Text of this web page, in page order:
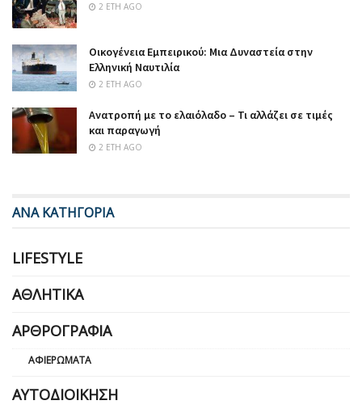
2 ΈΤΗ AGO
Οικογένεια Εμπειρικού: Μια Δυναστεία στην
Ελληνική Ναυτιλία
2 ΈΤΗ AGO
Ανατροπή με το ελαιόλαδο – Τι αλλάζει σε τιμές
και παραγωγή
2 ΈΤΗ AGO
ΑΝΑ ΚΑΤΗΓΟΡΙΑ
LIFESTYLE
ΑΘΛΗΤΙΚΆ
ΑΡΘΡΟΓΡΑΦΊΑ
ΑΦΙΕΡΏΜΑΤΑ
ΑΥΤΟΔΙΟΊΚΗΣΗ